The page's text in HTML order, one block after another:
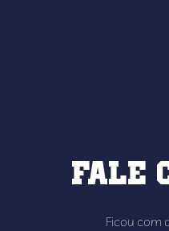
Fale
Ficou com